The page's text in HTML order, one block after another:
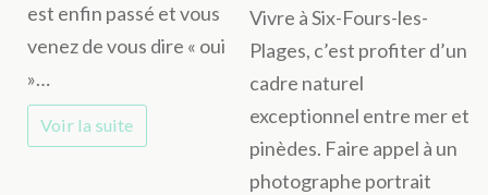
est enfin passé et vous
venez de vous dire « oui
»…
Voir la suite
Vivre à Six-Fours-les-
Plages, c’est profiter d’un
cadre naturel
exceptionnel entre mer et
pinèdes. Faire appel à un
photographe portrait